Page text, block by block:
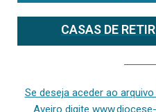
CASAS DE
Se deseja aceder ao
Aveiro digite